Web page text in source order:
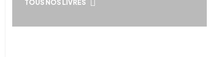
TOUS NOS LIVRES